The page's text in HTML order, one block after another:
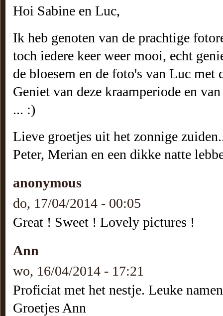
Hoi Sabine en Luc,
Ik heb genoten van de prachtige
toch iedere keer weer mooi, echt
de bloesem en de foto's van Luc
Geniet van deze kraamperiode en
... :)
Lieve groetjes uit het zonnige
Peter, Merian en een dikke natte
anonymous
do, 17/04/2014 - 00:05
Great ! Sweet ! Lovely pictures !
Ann
wo, 16/04/2014 - 17:21
Proficiat met het nestje. Leuke
Groetjes Ann